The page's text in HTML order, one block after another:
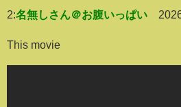
2:名無しさん＠お腹いっぱい
This movie